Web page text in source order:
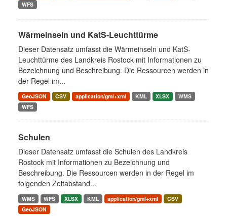
WFS
Wärmeinseln und KatS-Leuchttürme
Dieser Datensatz umfasst die Wärmeinseln und KatS-
Leuchttürme des Landkreis Rostock mit Informationen zu
Bezeichnung und Beschreibung. Die Ressourcen werden in
der Regel im...
GeoJSON CSV application/gml+xml KML XLSX
WMS
WFS
Schulen
Dieser Datensatz umfasst die Schulen des Landkreis
Rostock mit Informationen zu Bezeichnung und
Beschreibung. Die Ressourcen werden in der Regel im
folgenden Zeitabstand...
WMS WFS XLSX KML application/gml+xml
CSV
GeoJSON